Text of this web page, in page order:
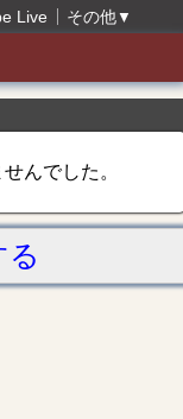
Live その他▼
んでした。